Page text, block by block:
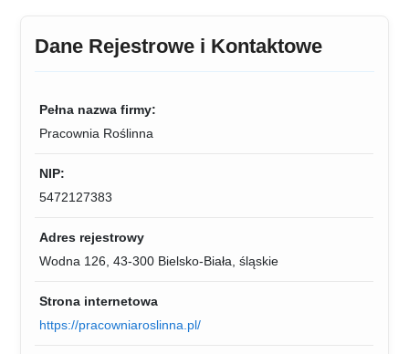
Dane Rejestrowe i Kontaktowe
Pełna nazwa firmy:
Pracownia Roślinna
NIP:
5472127383
Adres rejestrowy
Wodna 126, 43-300 Bielsko-Biała, śląskie
Strona internetowa
https://pracowniaroslinna.pl/